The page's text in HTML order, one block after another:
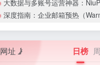
大数据与多账号运营神器：NiuProxy助力跨境工作室业务
深度指南：企业邮箱预热（Warm-up）的详细技巧与实操策略
网址 日榜